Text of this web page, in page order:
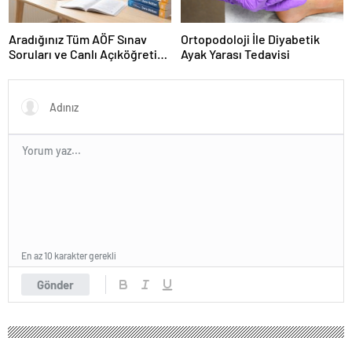
Aradığınız Tüm AÖF Sınav
Soruları ve Canlı Açıköğretim
Ortopodoloji İle Diyabetik
Ayak Yarası Tedavisi
Gönder
En az 10 karakter gerekli